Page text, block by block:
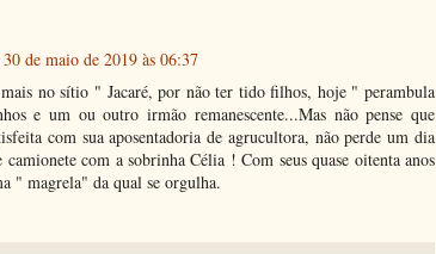
30 de maio de 2019 às 06:37
no sítio " Jacaré, por não ter tido filhos, hoje " perambula
e um ou outro irmão remanescente...Mas não pense que
com sua aposentadoria de agrucultora, não perde um dia
com a sobrinha Célia ! Com seus quase oitenta anos
" magrela" da qual se orgulha.